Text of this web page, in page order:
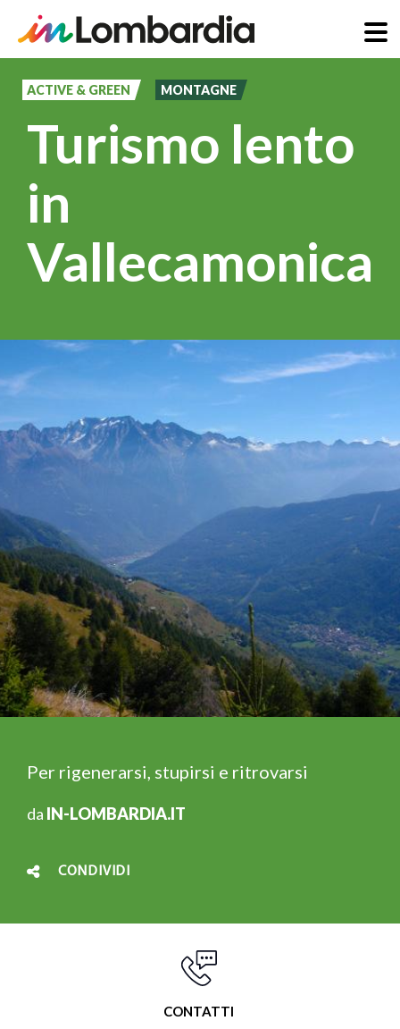
ACTIVE & GREEN MONTAGNE
Turismo lento
in
Vallecamonica
Per rigenerarsi, stupirsi e ritrovarsi
da IN-LOMBARDIA.IT
CONDIVIDI
CONTATTI